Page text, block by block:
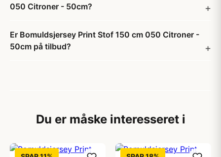
050 Citroner - 50cm?
Er Bomuldsjersey Print Stof 150 cm 050 Citroner -
50cm på tilbud?
Du er måske interesseret i